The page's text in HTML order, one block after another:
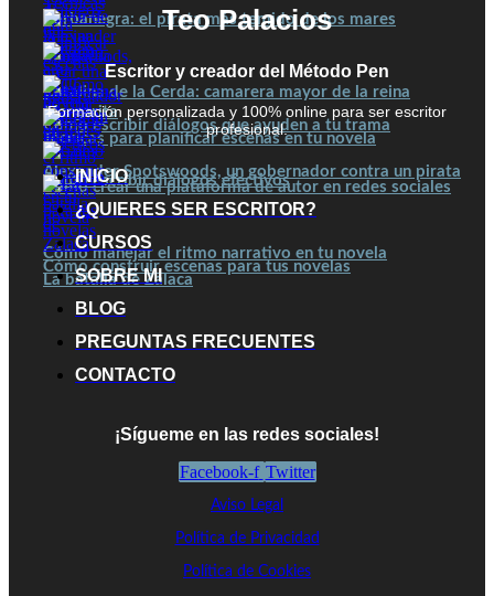
Barbanegra: el pirata más temido de los mares
Catalina de la Cerda: camarera mayor de la reina
Margarita
Cómo escribir diálogos que ayuden a tu trama
Técnicas para planificar escenas en tu novela
Alexander Spotswoods, un gobernador contra un pirata
Cómo crear una plataforma de autor en redes sociales
Cómo escribir diálogos efectivos
Cómo manejar el ritmo narrativo en tu novela
Cómo construir escenas para tus novelas
La batalla de Zalaca
Teo Palacios
Escritor y creador del Método Pen
Formación personalizada y 100% online para ser escritor
profesional.
INICIO
¿QUIERES SER ESCRITOR?
CURSOS
SOBRE MI
BLOG
PREGUNTAS FRECUENTES
CONTACTO
¡Sígueme en las redes sociales!
Facebook-f Twitter
Aviso Legal
Política de Privacidad
Política de Cookies